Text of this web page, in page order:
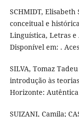
SCHMIDT,
conceitual e
Linguística, Letras e
Disponível em: .
SILVA, Tomaz
introdução às
Horizonte:
SUIZANI, Camila;